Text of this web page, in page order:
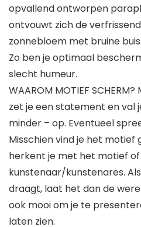
opvallend ontworpen
ontvouwt zich de
zonnebloem met bruine
Zo ben je optimaal
slecht humeur.
WAAROM MOTIEF
zet je een statement en val
minder – op. Eventueel
Misschien vind je het motief
herkent je met het motief
kunstenaar/kunstenares.
draagt, laat het dan de
ook mooi om je te
laten zien.